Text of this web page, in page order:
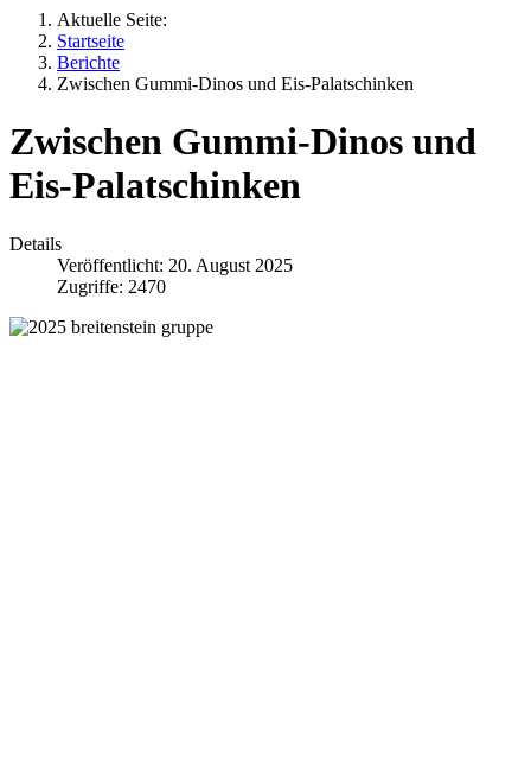
Aktuelle Seite:
Startseite
Berichte
Zwischen Gummi-Dinos und Eis-Palatschinken
Zwischen Gummi-Dinos und
Eis-Palatschinken
Details
Veröffentlicht: 20. August 2025
Zugriffe: 2470